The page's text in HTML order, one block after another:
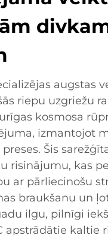
augstas
riepu uzgriežu
kosmosa
izmantojot
Šis
risinājumu, kas
ar pārliecinošu
braukšanu un
ilgu, pilnīgi
apstrādātie kaltie